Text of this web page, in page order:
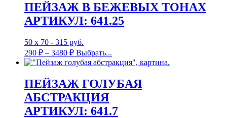
ПЕЙЗАЖ В БЕЖЕВЫХ ТОНАХ
АРТИКУЛ: 641.25
50 х 70 - 315 руб.
290 ₽ – 3480 ₽ Выбрать...
ПЕЙЗАЖ ГОЛУБАЯ
АБСТРАКЦИЯ
АРТИКУЛ: 641.7